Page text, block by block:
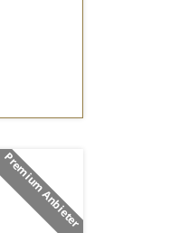
Premium Anbieter